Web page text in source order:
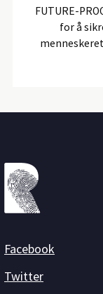
FUTURE-
for å
Facebook
Twitter